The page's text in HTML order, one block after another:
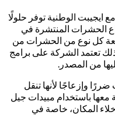
ايجيبت الوطنية توفر حلولًا
الحشرات المنتشرة في
كل نوع من الحشرات من
تعتمد الشركة على برامج
من المصدر.
وإزعاجًا لأنها تنقل
معها باستخدام مبيدات جيل
المكان، خاصة في